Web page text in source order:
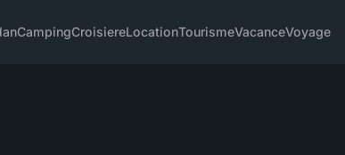
CampingCroisiereLocationTourismeVacanceVoyage